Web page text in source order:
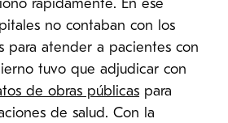
rápidamente. En ese
no contaban con los
para atender a pacientes con
tuvo que adjudicar con
de obras públicas para
de salud. Con la